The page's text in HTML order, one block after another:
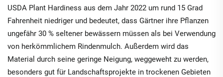
USDA Plant Hardiness aus dem Jahr 2022 um rund 15 Grad
Fahrenheit niedriger und bedeutet, dass Gärtner ihre Pflanzen
ungefähr 30 % seltener bewässern müssen als bei Verwendung
von herkömmlichem Rindenmulch. Außerdem wird das
Material durch seine geringe Neigung, weggeweht zu werden,
besonders gut für Landschaftsprojekte in trockenen Gebieten